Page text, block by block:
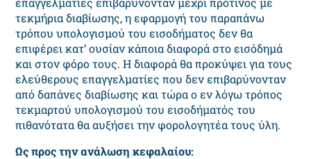
τεκμήρια διαβίωσης, η εφαρμογή του παραπάνω
τρόπου υπολογισμού του εισοδήματος δεν θα
επιφέρει κατ’ ουσίαν κάποια διαφορά στο εισόδημά
και στον φόρο τους. Η διαφορά θα προκύψει για τους
ελεύθερους επαγγελματίες που δεν επιβαρύνονταν
από δαπάνες διαβίωσης και τώρα ο εν λόγω τρόπος
τεκμαρτού υπολογισμού του εισοδήματός του
πιθανότατα θα αυξήσει την φορολογητέα τους ύλη.
Ως προς την ανάλωση κεφαλαίου: